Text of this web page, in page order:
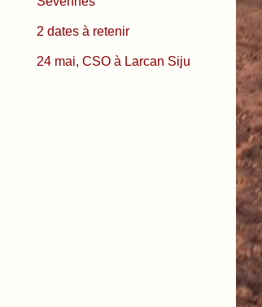
2 dates à retenir
24 mai, CSO à Larcan Siju